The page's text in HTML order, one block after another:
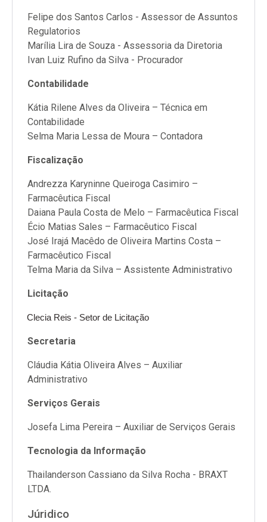
Felipe dos Santos Carlos - Assessor de Assuntos
Regulatorios
Marília Lira de Souza - Assessoria da Diretoria
Ivan Luiz Rufino da Silva - Procurador
Contabilidade
Kátia Rilene Alves da Oliveira – Técnica em
Contabilidade
Selma Maria Lessa de Moura – Contadora
Fiscalização
Andrezza Karyninne Queiroga Casimiro –
Farmacêutica Fiscal
Daiana Paula Costa de Melo – Farmacêutica Fiscal
Écio Matias Sales – Farmacêutico Fiscal
José Irajá Macêdo de Oliveira Martins Costa –
Farmacêutico Fiscal
Telma Maria da Silva – Assistente Administrativo
Licitação
Clecia Reis - Setor de Licitação
Secretaria
Cláudia Kátia Oliveira Alves – Auxiliar
Administrativo
Serviços Gerais
Josefa Lima Pereira – Auxiliar de Serviços Gerais
Tecnologia da Informação
Thailanderson Cassiano da Silva Rocha - BRAXT
LTDA.
Júridico